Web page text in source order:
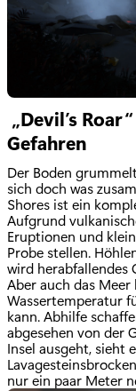
„Devil’s
Gefahren
Der Boden
sich doch was
Shores ist ein
Aufgrund
Eruptionen und
Probe stellen.
wird herabfallendes
Aber auch das
Wassertemperatur
kann. Abhilfe
abgesehen von der
Insel ausgeht, sieht
nur ein paar Meter